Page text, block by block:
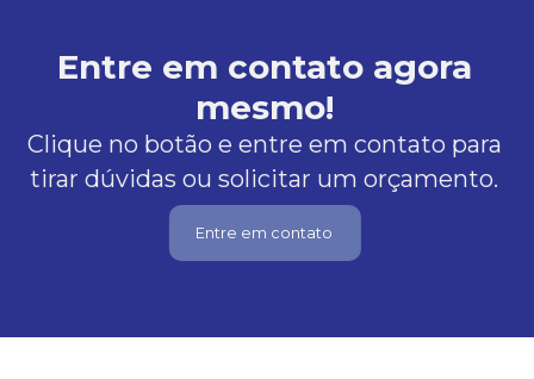
Entre em contato agora
mesmo!
Clique no botão e entre em contato para
tirar dúvidas ou solicitar um orçamento.
Entre em contato